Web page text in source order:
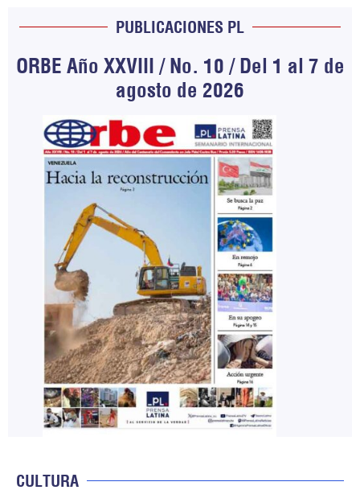
PUBLICACIONES PL
ORBE Año XXVIII / No. 10 / Del 1 al 7 de
agosto de 2026
CULTURA